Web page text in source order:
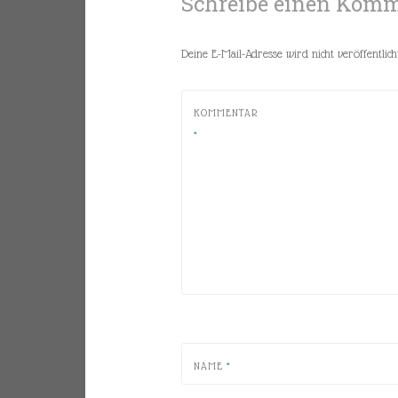
Deine E-Mail-Adresse wird nicht
KOMMENTAR
*
NAME *